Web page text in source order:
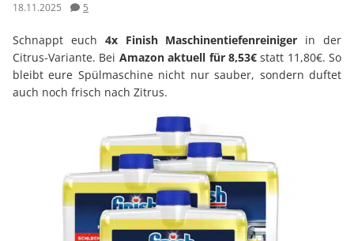
18.11.2025 5
Schnappt euch 4x Finish Maschinentiefenreiniger in der
Citrus-Variante. Bei Amazon aktuell für 8,53€statt 11,80€. So
bleibt eure Spülmaschine nicht nur sauber, sondern duftet
auch noch frisch nach Zitrus.